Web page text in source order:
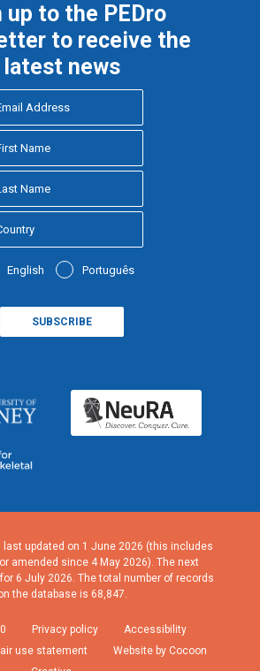
up to the PEDro
to receive the
latest news
English Português
last updated on 1 June 2026 (this includes
amended since 4 May 2026). The next
6 July 2026. The total number of records
the database is 68,847.
Privacy policy
Accessibility
use statement
Website by Cocoon